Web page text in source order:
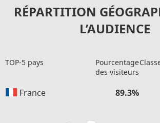
RÉPARTITION
L’AUDIENCE
TOP-5 pays
Pourcentage
des visiteurs
France 89.3%